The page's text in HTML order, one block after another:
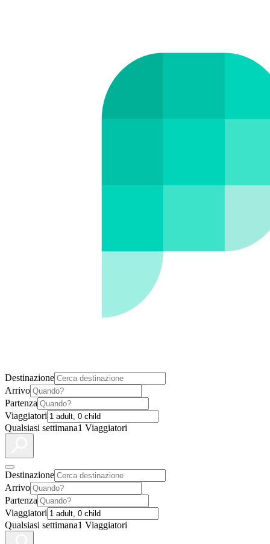
Destinazione
Arrivo
Partenza
Viaggiatori
Qualsiasi settimana1 Viaggiatori
Destinazione
Arrivo
Partenza
Viaggiatori
Qualsiasi settimana1 Viaggiatori